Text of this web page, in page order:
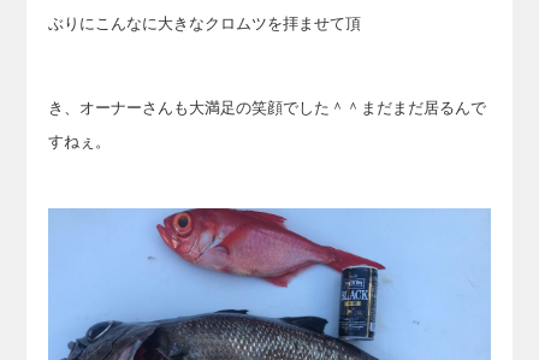
ぶりに こんなに大きなクロムツを拝ませて頂
き、オーナーさんも大満足の笑顔でした＾＾まだまだ居るんで
すねぇ。